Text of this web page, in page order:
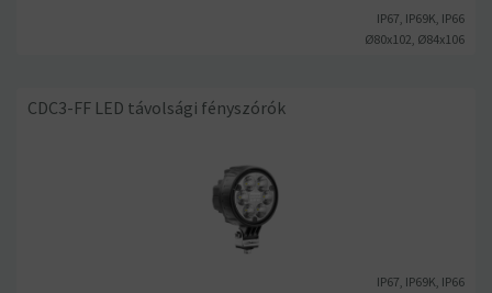
Ø80x102, Ø84x106
IP67, IP69K, IP66
CDC3-FF LED távolsági fényszórók
IP67, IP69K, IP66